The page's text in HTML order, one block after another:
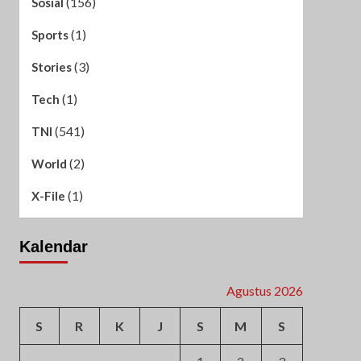
Sports(1)
Stories(3)
Tech (1)
TNI (541)
World (2)
X-File (1)
Kalendar
Agustus 2026
S R K J S M S